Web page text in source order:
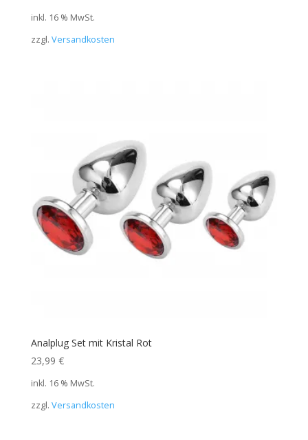
inkl. 16 % MwSt.
zzgl. Versandkosten
Analplug Set mit Kristal Rot
23,99 €
inkl. 16 % MwSt.
zzgl. Versandkosten